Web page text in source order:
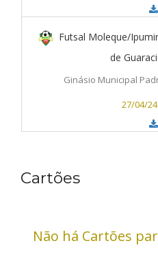
Futsal Moleque/
de
Ginásio Municipal
27/04/
Cartões
Não há Cartões